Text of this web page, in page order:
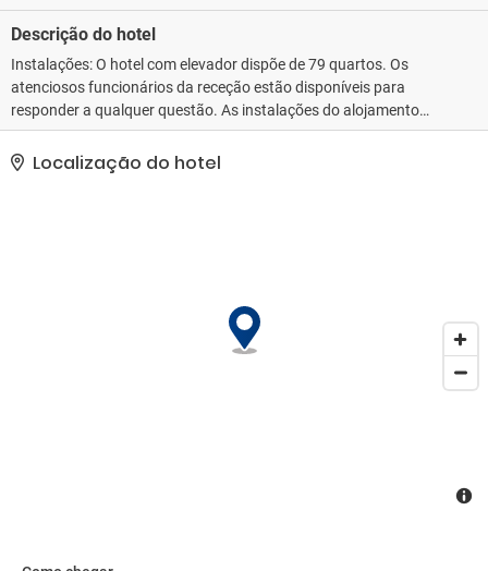
Descrição do hotel
Instalações: O hotel com elevador dispõe de 79 quartos. Os
atenciosos funcionários da receção estão disponíveis para
responder a qualquer questão. As instalações do alojamento
incluem um cofre, uma caixa multibanco e uma máquina de
bebidas. Os hóspedes podem conectar-se à internet via wi-fi. O
estabelecimento conta com uma série de instalações e serviços
os serviços adicionais há ainda serviço de quartos, um serviço de
lavandaria e uma lavandaria automática. O jornal diário está ao
dispor dos hóspedes sem custos adicionais. O centro de negócios
Localização do hotel